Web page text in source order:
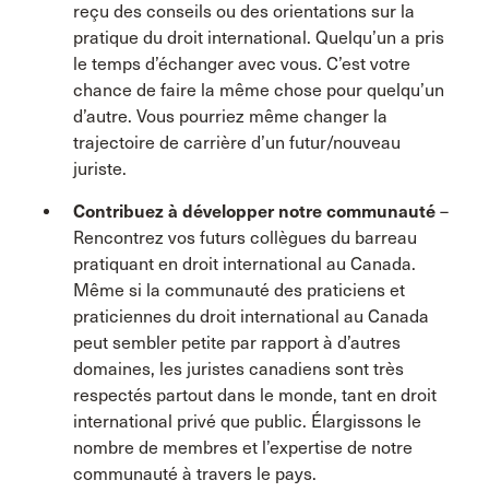
reçu des conseils ou des orientations sur la
pratique du droit international. Quelqu’un a pris
le temps d’échanger avec vous. C’est votre
chance de faire la même chose pour quelqu’un
d’autre. Vous pourriez même changer la
trajectoire de carrière d’un futur/nouveau
juriste.
Contribuez à développer notre communauté –
Rencontrez vos futurs collègues du barreau
pratiquant en droit international au Canada.
Même si la communauté des praticiens et
praticiennes du droit international au Canada
peut sembler petite par rapport à d’autres
domaines, les juristes canadiens sont très
respectés partout dans le monde, tant en droit
international privé que public. Élargissons le
nombre de membres et l’expertise de notre
communauté à travers le pays.